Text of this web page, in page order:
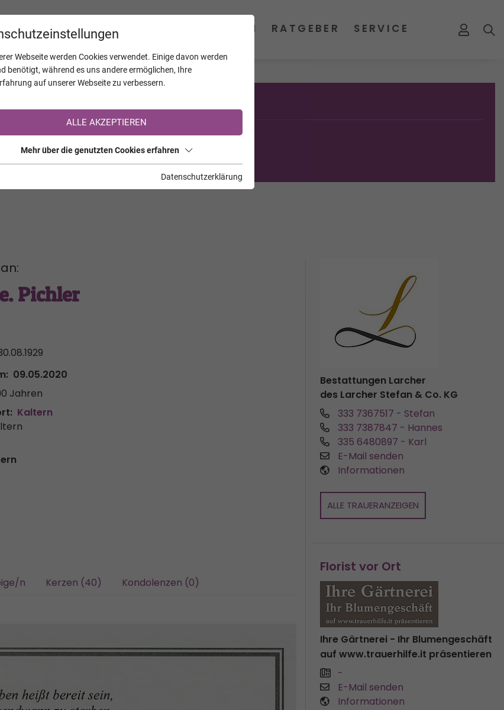
sind noch nicht auf TrauerHilfe.it registriert?
>> zur kostenlosen Registrierung <<
Pichler
09.05.2020
Jahren
Kaltern
n Kerzen (40) Kondolenzen (0)
Bestattungen Larcher
des Larcher Stefan & Co. KG
333 7367517 - Stefan
333 7387847 - Hannes
335 6480897 - Karl
E-Mail senden
Informationen
ALLE TRAUERANZEIGEN
Florist vor Ort
Ihre Gärtnerei - Ihr Blumengeschäft
auf www.trauerhilfe.it präsentieren
-
E-Mail senden
Informationen
Webseite werden Cookies verwendet. Einige davon werden
benötigt, während es uns andere ermöglichen, Ihre
auf unserer Webseite zu verbessern.
ALLE AKZEPTIEREN
Mehr über die genutzten Cookies erfahren
Datenschutzerklärung
JAHRESTAGE UNTERNEHMEN RATGEBER SERVICE